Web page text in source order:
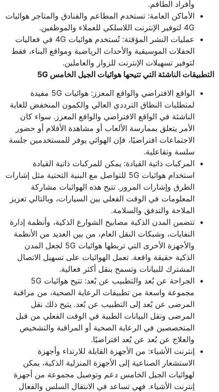
وأفراد الطاقم.
الأماكن العامة: تستخدم المطاعم والفنادق والمتاجر هوائيات
4G لتوفير الإنترنت اللاسلكي للعملاء والموظفين.
عمليات النشر المؤقتة: تُستخدم هوائيات 4G في فعاليات
الحفلات الموسيقية والأحداث الرياضية ومواقع البناء، فقط
لتوفير تسهيلات الإنترنت للزوار والعاملين.
التطبيقات الناشئة التي تتيحها هوائيات الجيل الخامس 5G
الواقع الافتراضي والواقع المعزز: هوائيات 5G مفيدة
لمتطلبات النطاق الترددي العالي والكمون المنخفض للغاية
الناشئة في الواقع الافتراضي والواقع المعزز. سواء كان
الأمر يتعلق بممارسة الألعاب أو مشاهدة الأفلام أو حضور
الاجتماعات افتراضيًا، فإن الهوائي يوفر للمستخدمين جلسة
سلسة وتفاعلية.
المركبات ذاتية القيادة: يمكن للمركبات ذاتية القيادة
استخدام هوائيات 5G للتواصل مع البنية التحتية مثل إشارات
الطرق وإشارات المرور. تتيح هذه الهوائيات مشاركة
المعلومات في الوقت الفعلي بين السيارات، وبالتالي تعزيز
الملاحة والتدفق والسلامة.
تتضمن المدن الذكية مصابيح الشوارع الذكية، وأنظمة إدارة
النفايات، وشبكات النقل العام، من بين العديد من الأنظمة
والأجهزة الأخرى التي تربطها هوائيات 5G لجعل المدن
الذكية حقيقة واقعة. تعمل الهوائيات على تسهيل الاتصال
المشترك للبيانات وتسمح بنقل أكثر فعالية.
الجراحة عن بُعد والتطبيب عن بُعد: تتيح هوائيات 5G
مجموعة واسعة من تطبيقات الرعاية الصحية، من مراقبة
المرضى عن بُعد إلى التطبيب عن بُعد. يتيح ذلك نقل
المرضى ونقل البيانات الطبية في الوقت الفعلي من قبل
المتخصصين في الرعاية الصحية أو المراقبة والتشخيص
والعلاج عن بُعد عن بُعد افتراضيًا.
إنترنت الأشياء: من الأجهزة القابلة للارتداء وأجهزة
الاستشعار الصناعية إلى الأجهزة المنزلية الذكية، يمكن
لهوائيات الجيل الخامس دعم وتوصيل مجموعة من أجهزة
إنترنت الأشياء. فهي تساعد في الانتقال السلس والفعال